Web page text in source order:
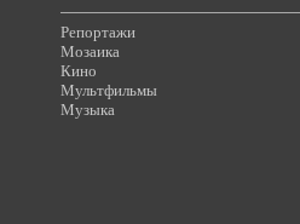
Репортажи
Мозаика
Кино
Мультфильмы
Музыка